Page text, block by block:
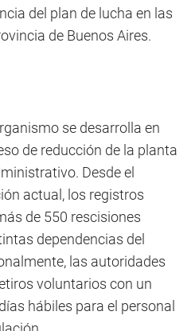
del plan de lucha en las
de Buenos Aires.
se desarrolla en
de reducción de la planta
Desde el
actual, los registros
de 550 rescisiones
dependencias del
las autoridades
voluntarios con un
hábiles para el personal